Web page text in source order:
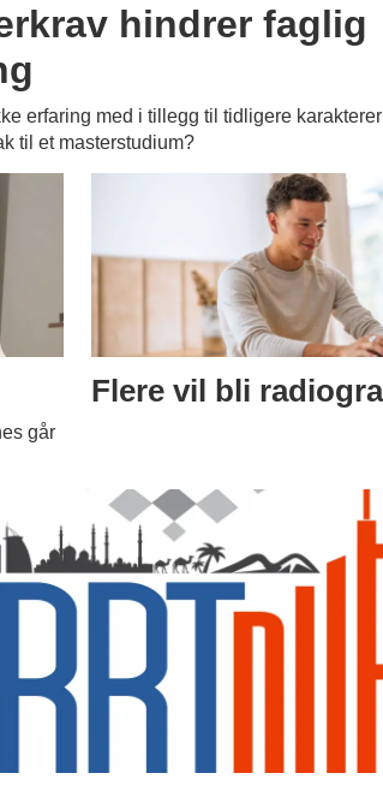
hindrer faglig
erfaring med i tillegg til tidligere
til et masterstudium?
går
Flere vil bli